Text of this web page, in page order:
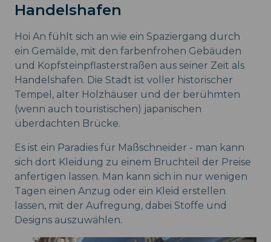
Handelshafen
Hoi An fühlt sich an wie ein Spaziergang durch
ein Gemälde, mit den farbenfrohen Gebäuden
und Kopfsteinpflasterstraßen aus seiner Zeit als
Handelshafen. Die Stadt ist voller historischer
Tempel, alter Holzhäuser und der berühmten
(wenn auch touristischen) japanischen
überdachten Brücke.
Es ist ein Paradies für Maßschneider - man kann
sich dort Kleidung zu einem Bruchteil der Preise
anfertigen lassen. Man kann sich in nur wenigen
Tagen einen Anzug oder ein Kleid erstellen
lassen, mit der Aufregung, dabei Stoffe und
Designs auszuwählen.